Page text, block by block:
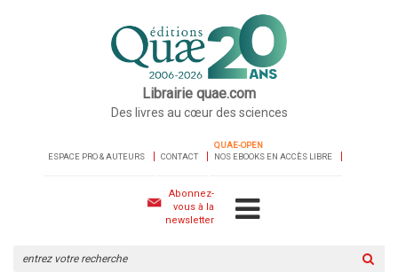
Librairie quae.com
Des livres au cœur des sciences
ESPACE PRO & AUTEURS CONTACT
QUAE-OPEN
NOS EBOOKS EN ACCÈS LIBRE
Abonnez-
vous à la
newsletter